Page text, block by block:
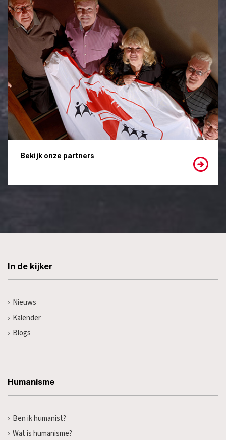
Bekijk onze partners
In de kijker
Nieuws
Kalender
Blogs
Humanisme
Ben ik humanist?
Wat is humanisme?